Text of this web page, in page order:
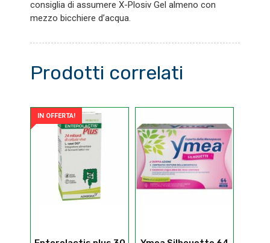
consiglia di assumere X-Plosiv Gel almeno con
mezzo bicchiere d’acqua.
Prodotti correlati
IN OFFERTA!